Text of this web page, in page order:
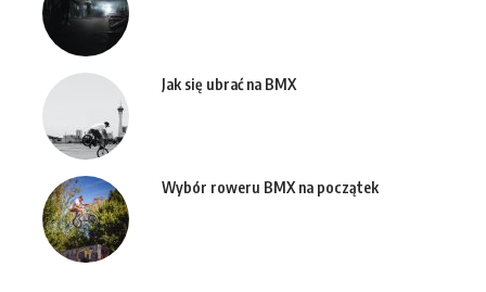
Jak się ubrać na BMX
Wybór roweru BMX na początek